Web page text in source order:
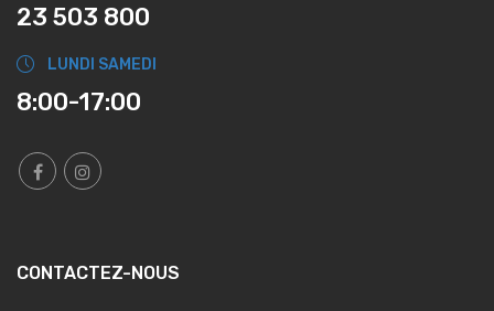
23 503 800
LUNDI SAMEDI
8:00-17:00
CONTACTEZ-NOUS